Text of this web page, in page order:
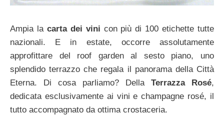
Ampia la carta dei vini con più di 100 etichette tutte
nazionali. E in estate, occorre assolutamente
approfittare del roof garden al sesto piano, uno
splendido terrazzo che regala il panorama della Città
Eterna. Di cosa parliamo? Della Terrazza Rosé,
dedicata esclusivamente ai vini e champagne rosé, il
tutto accompagnato da ottima crostaceria.